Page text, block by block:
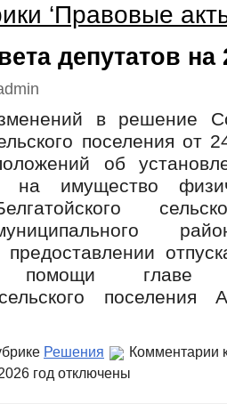
‘Правовые
депутатов на
в решение
поселения от
об
на имущество
помощи главе
поселения
Решения Комментарии
год отключены